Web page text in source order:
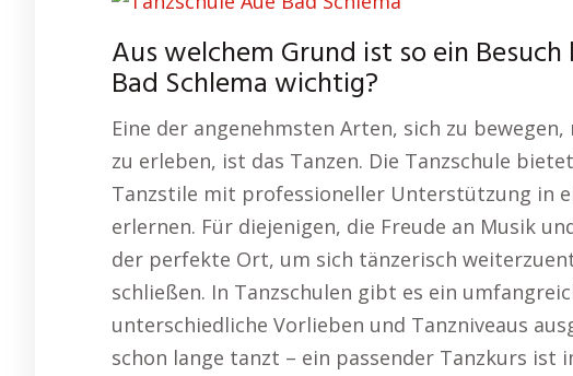
Aus welchem Grund ist so ein
Bad Schlema wichtig?
Eine der angenehmsten Arten, sich zu
zu erleben, ist das Tanzen. Die Tanzschule
Tanzstile mit professioneller Unterstützung in
erlernen. Für diejenigen, die Freude an Musik
der perfekte Ort, um sich tänzerisch
schließen. In Tanzschulen gibt es ein
unterschiedliche Vorlieben und Tanzniveaus
schon lange tanzt – ein passender Tanzkurs ist